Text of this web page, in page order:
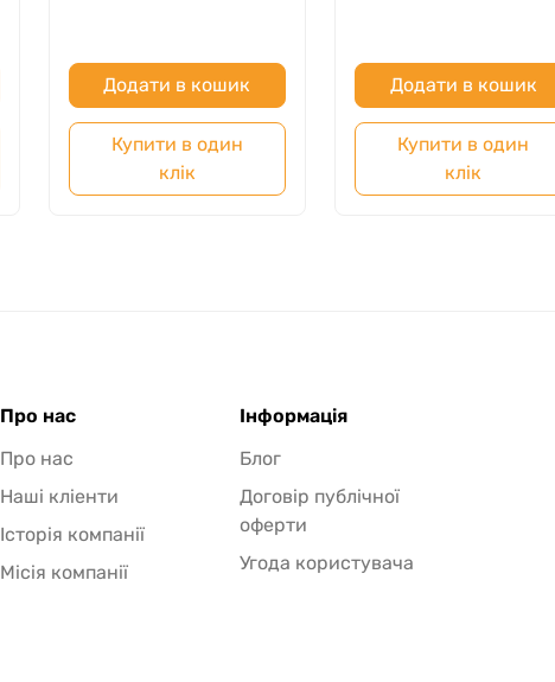
Додати в кошик
Купити в один
клік
Додати в кошик
Купити в один
клік
Про нас
Про нас
Наші кліенти
Історія компанії
Місія компанії
Інформація
Блог
Договір публічної
оферти
Угода користувача